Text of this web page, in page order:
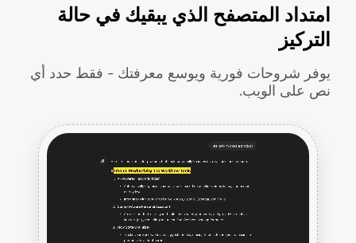
امتداد المتصفح الذي يبقيك في حالة
التركيز
يوفر شروحات فورية ويوسع معرفتك - فقط حدد أي
نص على الويب.